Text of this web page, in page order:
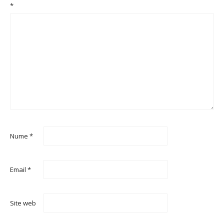
*
Nume *
Email *
Site web